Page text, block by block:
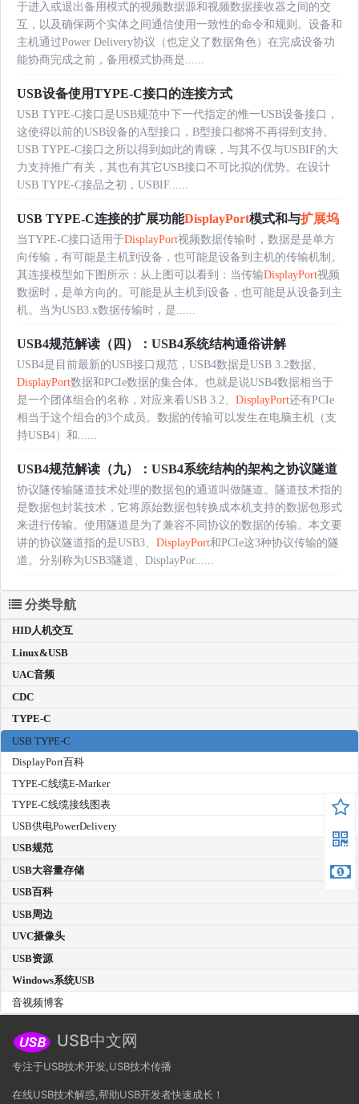
于进入或退出备用模式的视频数据源和视频数据接收器之间的交
互，以及确保两个实体之间通信使用一致性的命令和规则。设备和
主机通过Power Delivery协议（也定义了数据角色）在完成设备功
能协商完成之前，备用模式协商是......
USB设备使用TYPE-C接口的连接方式
USB TYPE-C接口是USB规范中下一代指定的惟一USB设备接口，
这使得以前的USB设备的A型接口，B型接口都将不再得到支持。
USB TYPE-C接口之所以得到如此的青睐，与其不仅与USBIF的大
力支持推广有关，其也有其它USB接口不可比拟的优势。在设计
USB TYPE-C接品之初，USBIF......
USB TYPE-C连接的扩展功能DisplayPort模式和与扩展坞
当TYPE-C接口适用于DisplayPort视频数据传输时，数据是是单方
向传输，有可能是主机到设备，也可能是设备到主机的传输机制。
其连接模型如下图所示：从上图可以看到：当传输DisplayPort视频
数据时，是单方向的。可能是从主机到设备，也可能是从设备到主
机。当为USB3.x数据传输时，是......
USB4规范解读（四）：USB4系统结构通俗讲解
USB4是目前最新的USB接口规范，USB4数据是USB 3.2数据、
DisplayPort数据和PCIe数据的集合体。也就是说USB4数据相当于
是一个团体组合的名称，对应来看USB 3.2、 DisplayPort还有PCIe
相当于这个组合的3个成员。数据的传输可以发生在电脑主机（支
持USB4）和......
USB4规范解读（九）：USB4系统结构的架构之协议隧道
协议隧传输隧道技术处理的数据包的通道叫做隧道。隧道技术指的
是数据包封装技术，它将原始数据包转换成本机支持的数据包形式
来进行传输。使用隧道是为了兼容不同协议的数据的传输。本文要
讲的协议隧道指的是USB3、 DisplayPort和PCIe这3种协议传输的隧
道。分别称为USB3隧道、DisplayPor......
分类导航
HID人机交互
Linux&USB
UAC音频
CDC
TYPE-C
USB TYPE-C
DisplayPort百科
TYPE-C线缆E-Marker
TYPE-C线缆接线图表
USB供电PowerDelivery
USB规范
USB大容量存储
USB百科
USB周边
UVC摄像头
USB资源
Windows系统USB
音视频博客
USB中文网
专注于USB技术开发,USB技术传播
在线USB技术解惑,帮助USB开发者快速成长！